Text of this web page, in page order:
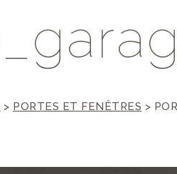
garag
> PORTES ET FENÊTRES >